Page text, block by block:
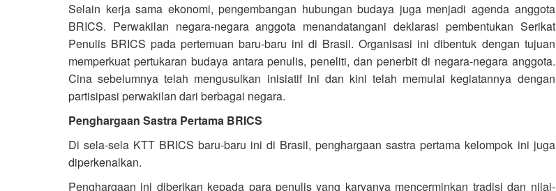
Selain kerja sama ekonomi, pengembangan hubungan budaya juga menjadi agenda anggota
BRICS. Perwakilan negara-negara anggota menandatangani deklarasi pembentukan Serikat
Penulis BRICS pada pertemuan baru-baru ini di Brasil. Organisasi ini dibentuk dengan tujuan
memperkuat pertukaran budaya antara penulis, peneliti, dan penerbit di negara-negara anggota.
Cina sebelumnya telah mengusulkan inisiatif ini dan kini telah memulai kegiatannya dengan
partisipasi perwakilan dari berbagai negara.
Penghargaan Sastra Pertama BRICS
Di sela-sela KTT BRICS baru-baru ini di Brasil, penghargaan sastra pertama kelompok ini juga
diperkenalkan.
Penghargaan ini diberikan kepada para penulis yang karyanya mencerminkan tradisi dan nilai-